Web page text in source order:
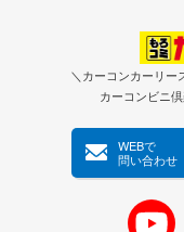
＼カーコンカーリー
カーコンビニ
WEBで
問い合わせ